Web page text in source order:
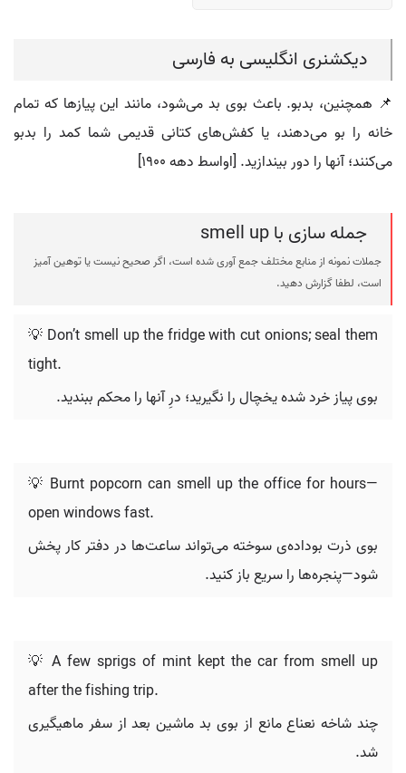
دیکشنری انگلیسی به فارسی
📌 همچنین، بدبو. باعث بوی بد می‌شود، مانند این پیازها که تمام
خانه را بو می‌دهند، یا کفش‌های کتانی قدیمی شما کمد را بدبو
می‌کنند؛ آنها را دور بیندازید. [اواسط دهه 1900]
جمله سازی با smell up
جملات نمونه از منابع مختلف جمع آوری شده است، اگر صحیح نیست یا توهین آمیز
است، لطفا گزارش دهید.
💡 Don’t smell up the fridge with cut onions; seal them
tight.
بوی پیاز خرد شده یخچال را نگیرید؛ درِ آنها را محکم ببندید.
💡 Burnt popcorn can smell up the office for hours—
open windows fast.
بوی ذرت بوداده‌ی سوخته می‌تواند ساعت‌ها در دفتر کار پخش
شود—پنجره‌ها را سریع باز کنید.
💡 A few sprigs of mint kept the car from smell up
after the fishing trip.
چند شاخه نعناع مانع از بوی بد ماشین بعد از سفر ماهیگیری
شد.